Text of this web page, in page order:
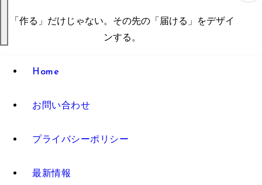
「作る」だけじゃない。その先の「届ける」をデザイ
ンする。
Home
お問い合わせ
プライバシーポリシー
最新情報